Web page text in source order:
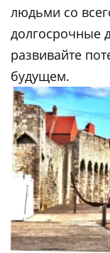
людьми со
долгосрочные
развивайте
будущем.